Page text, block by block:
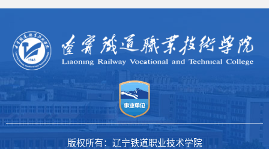
版权所有：辽宁铁道职业技术学院